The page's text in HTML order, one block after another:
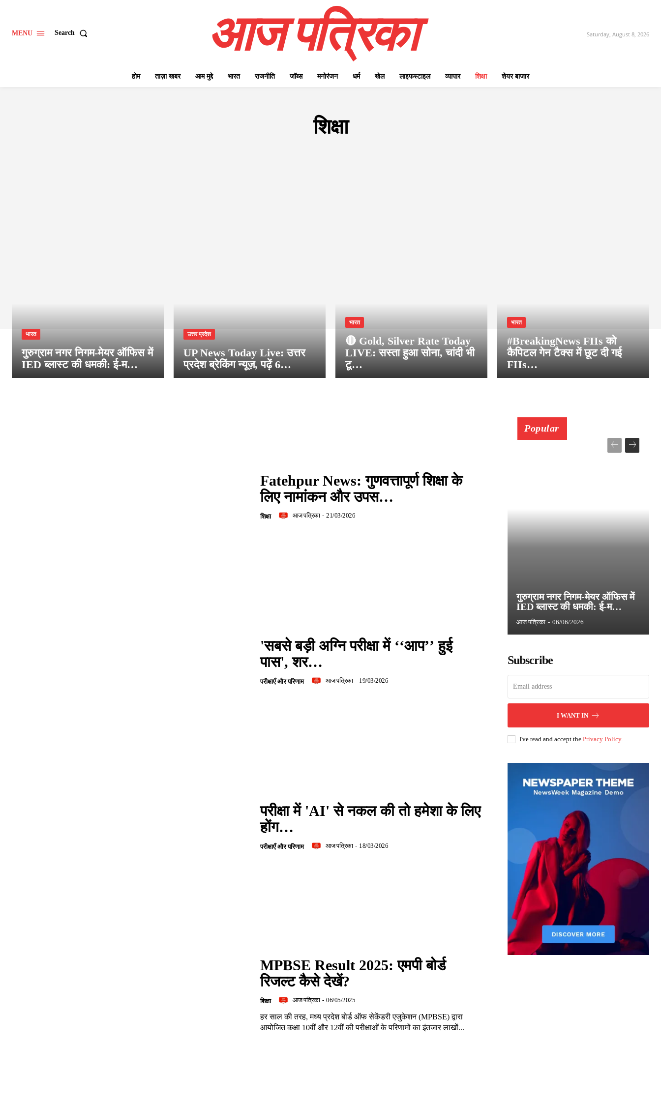
MENU Search आज पत्रिका Saturday, August 8, 2026
होम ताज़ा खबर आम मुद्दे भारत राजनीति जॉब्स मनोरंजन धर्म खेल लाइफस्टाइल व्यापार शिक्षा शेयर बाजार
शिक्षा
भारत
गुरुग्राम नगर निगम-मेयर ऑफिस में
IED ब्लास्ट की धमकी: ई-म…
उत्तर प्रदेश
UP News Today Live: उत्तर
प्रदेश ब्रेकिंग न्यूज़, पढ़ें 6…
भारत
🔴 Gold, Silver Rate Today
LIVE: सस्ता हुआ सोना, चांदी भी
टू…
भारत
#BreakingNews FIIs को
कैपिटल गेन टैक्स में छूट दी गई
FIIs…
Fatehpur News: गुणवत्तापूर्ण शिक्षा के
लिए नामांकन और उपस…
शिक्षा आज पत्रिका - 21/03/2026
'सबसे बड़ी अग्नि परीक्षा में ‘‘आप’’ हुई
पास', शर…
परीक्षाएँ और परिणाम आज पत्रिका - 19/03/2026
परीक्षा में 'AI' से नकल की तो हमेशा के लिए
होंग…
परीक्षाएँ और परिणाम आज पत्रिका - 18/03/2026
MPBSE Result 2025: एमपी बोर्ड
रिजल्ट कैसे देखें?
शिक्षा आज पत्रिका - 06/05/2025
हर साल की तरह, मध्य प्रदेश बोर्ड ऑफ सेकेंडरी एजुकेशन (MPBSE) द्वारा
आयोजित कक्षा 10वीं और 12वीं की परीक्षाओं के परिणामों का इंतजार लाखों...
Popular
गुरुग्राम नगर निगम-मेयर ऑफिस में
IED ब्लास्ट की धमकी: ई-म…
आज पत्रिका - 06/06/2026
Subscribe
I WANT IN
I've read and accept the Privacy Policy.